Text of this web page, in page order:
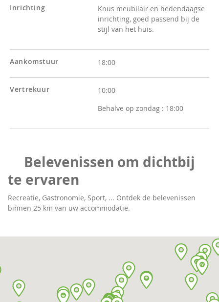
Inrichting
Knus meubilair en hedendaagse
inrichting, goed passend bij de
stijl van het huis.
Aankomstuur 18:00
Vertrekuur
10:00
Behalve op zondag : 18:00
Belevenissen om dichtbij
te ervaren
Recreatie, Gastronomie, Sport, ... Ontdek de belevenissen
binnen 25 km van uw accommodatie.